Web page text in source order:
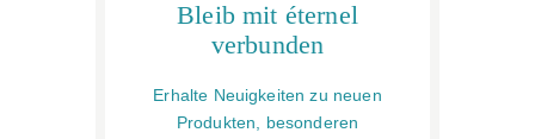
Bleib mit éternel
verbunden
Erhalte Neuigkeiten zu neuen
Produkten, besonderen